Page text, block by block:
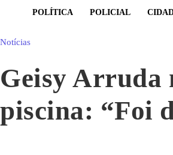
POLÍTICA POLICIAL
Notícias
Geisy Arruda
piscina: “Foi